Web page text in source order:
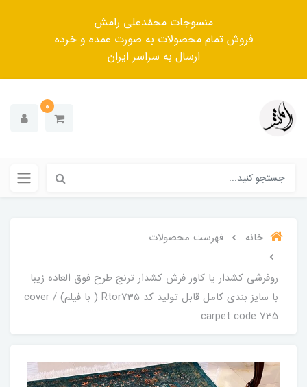
منسوجات محمّدعلی رامش
فروش تمام محصولات به صورت عمده و خرده
ارسال به سراسر ایران
0
خانه فهرست محصولات
روفرشی کشدار یا کاور فرش کشدار ترنج طرح فوق العاده زیبا
با سایز بندی کامل قابل تولید کد Rtor735 ( با فیلم) / cover
carpet code 735